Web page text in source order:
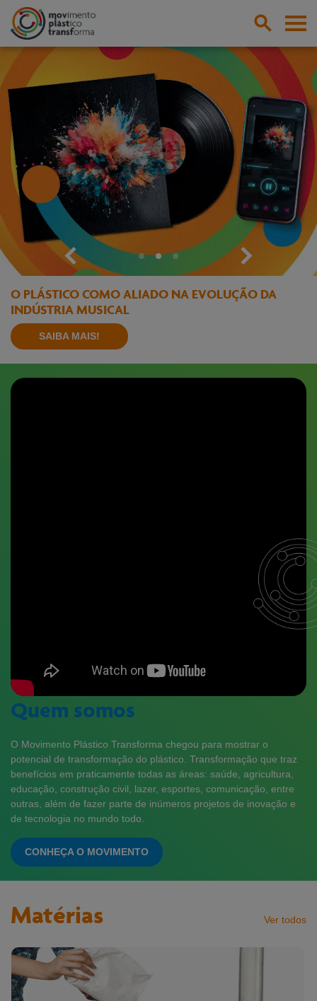
Linkedin
Pesquisa
O PLÁSTICO COMO ALIADO NA EVOLUÇÃO DA
INDÚSTRIA MUSICAL
SAIBA MAIS!
Quem somos
O Movimento Plástico Transforma chegou para mostrar o
potencial de transformação do plástico. Transformação que traz
benefícios em praticamente todas as áreas: saúde, agricultura,
educação, construção civil, lazer, esportes, comunicação, entre
outras, além de fazer parte de inúmeros projetos de inovação e
de tecnologia no mundo todo.
CONHEÇA O MOVIMENTO
Matérias Ver todos